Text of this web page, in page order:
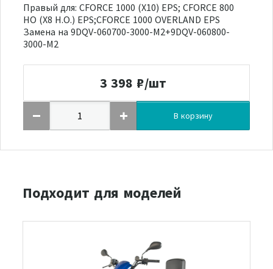
Правый для: CFORCE 1000 (X10) EPS; CFORCE 800
HO (X8 H.O.) EPS;CFORCE 1000 OVERLAND EPS
Замена на 9DQV-060700-3000-M2+9DQV-060800-
3000-M2
3 398 ₽/шт
В корзину
Подходит для моделей